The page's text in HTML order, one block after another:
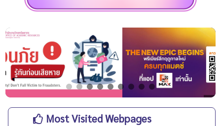
Most Visited Webpages